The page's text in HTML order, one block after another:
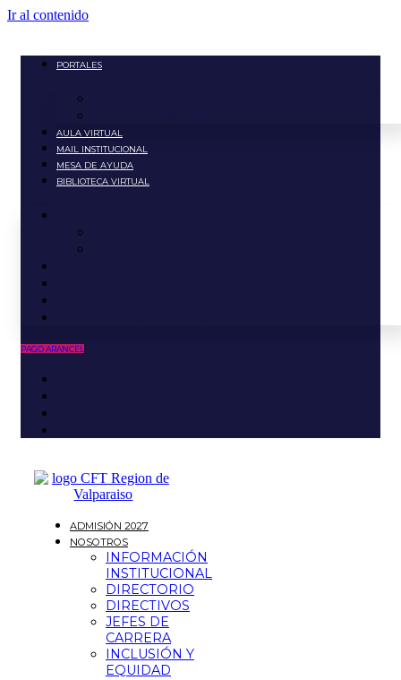
Ir al contenido
PORTALES
AULA VIRTUAL
MAIL INSTITUCIONAL
MESA DE AYUDA
BIBLIOTECA VIRTUAL
PAGO ARANCEL
ADMISIÓN 2027
NOSOTROS
INFORMACIÓN
INSTITUCIONAL
DIRECTORIO
DIRECTIVOS
JEFES DE
CARRERA
INCLUSIÓN Y
EQUIDAD